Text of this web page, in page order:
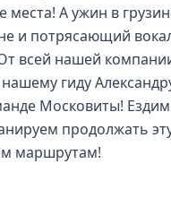
места! А ужин в
и потрясающий
всей нашей
гиду
Московиты!
продолжать
маршрутам!